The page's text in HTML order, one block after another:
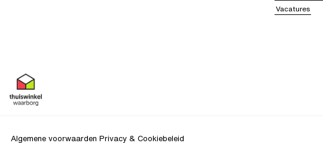
Vacatures
Algemene voorwaarden Privacy & Cookiebeleid